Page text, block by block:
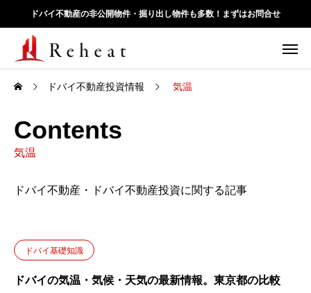
ドバイ不動産の非公開物件・掘り出し物件も多数！まずはお問合せ
ドバイ不動産投資情報 気温
Contents
気温
ドバイ不動産・ドバイ不動産投資に関する記事
ドバイ基礎知識
ドバイの気温・気候・天気の最新情報。東京都の比較